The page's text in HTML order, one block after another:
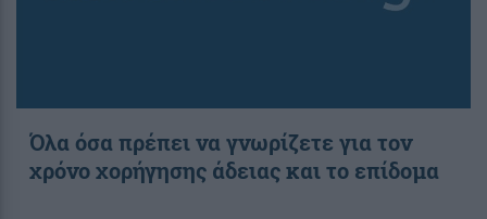
Όλα όσα πρέπει να γνωρίζετε για τον
χρόνο χορήγησης άδειας και το επίδομα